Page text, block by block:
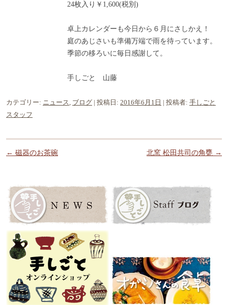
24枚入り￥1,600(税別)
卓上カレンダーも今日から６月にさしかえ！
庭のあじさいも準備万端で雨を待っています。
季節の移ろいに毎日感謝して。
手しごと 山藤
カテゴリー: ニュース, ブログ | 投稿日: 2016年6月1日 | 投稿者: 手しごと
スタッフ
投稿ナビゲーション
← 磁器のお茶碗 北窯 松田共司の角甕 →